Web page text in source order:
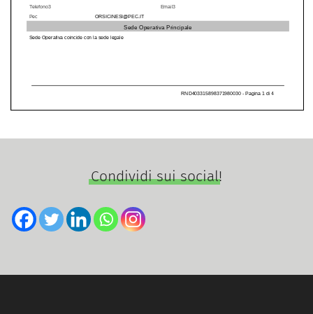
Condividi sui social!